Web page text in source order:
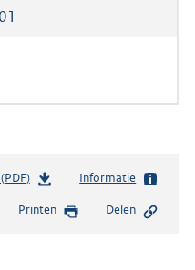
b
s
Informatie
Printen Delen